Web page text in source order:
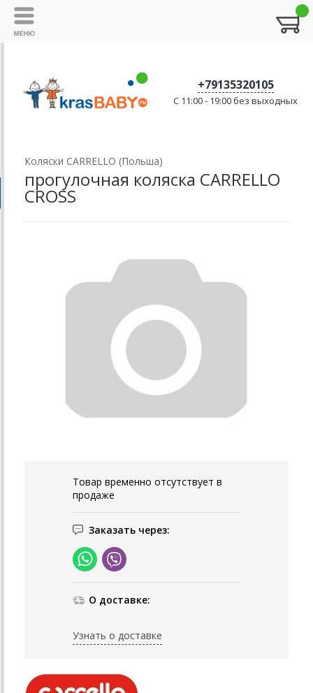
+79135320105
C 11:00 - 19:00 без выходных
Коляски CARRELLO (Польша)
прогулочная коляска CARRELLO
CROSS
Товар временно отсутствует в
продаже
Заказать через:
О доставке:
Узнать о доставке